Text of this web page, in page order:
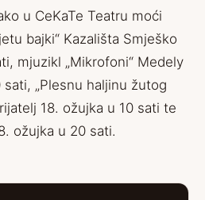
u CeKaTe Teatru moći
bajki“ Kazališta Smješko
mjuzikl „Mikrofoni“ Medely
sati, „Plesnu haljinu žutog
18. ožujka u 10 sati te
ožujka u 20 sati.